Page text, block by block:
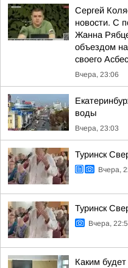
Сергей
новости. С
Жанна
объездом
своего
Вчера, 23:06
воды
Вчера, 23:03
Туринск
Вчера,
Туринск
Вчера,
Каким